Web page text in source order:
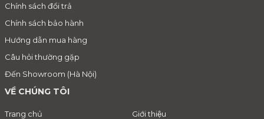
Chính sách đổi trả
Chính sách bảo hành
Hướng dẫn mua hàng
Câu hỏi thường gặp
Đến Showroom (Hà Nội)
VỀ CHÚNG TÔI
Trang chủ
Giới thiệu